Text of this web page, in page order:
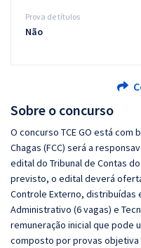
Sobre o concurso
O concurso TCE GO está com
Chagas (FCC) será a
edital do Tribunal de Contas
previsto, o edital deverá
Controle Externo, distribuídas
Administrativo (6 vagas) e
remuneração inicial que pode
composto por provas objetiva
Prova de títulos
Não